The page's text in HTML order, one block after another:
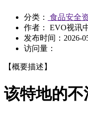
分类：
食品安全
作者： EVO视讯
发布时间： 2026-
访问量：
【概要描述】
该特地的